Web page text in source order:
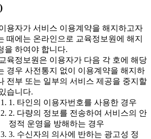
용자가 서비스 이용계약을 해지하고자
때에는 온라인으로 교육정보원에 해지
을 하여야 합니다.
육정보원은 이용자가 다음 각 호에 해당
경우 사전통지 없이 이용계약을 해지하
전부 또는 일부의 서비스 제공을 중지할
습니다.
1. 타인의 이용자번호를 사용한 경우
2. 다량의 정보를 전송하여 서비스의 안
정적 운영을 방해하는 경우
3. 수신자의 의사에 반하는 광고성 정